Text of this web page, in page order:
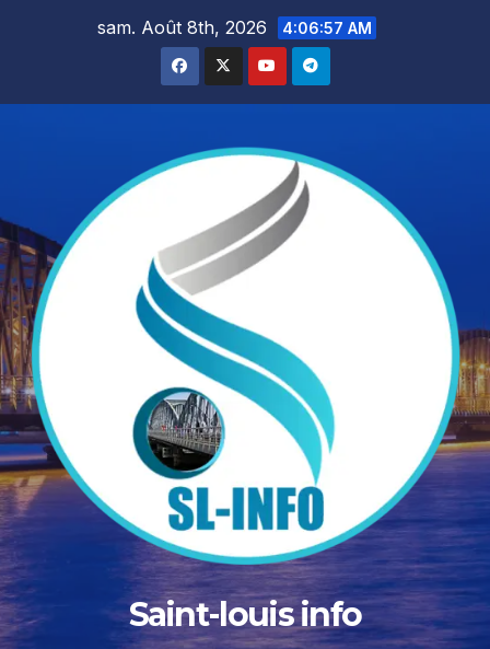
sam. Août 8th, 2026 4:06:59 AM
Saint-louis info